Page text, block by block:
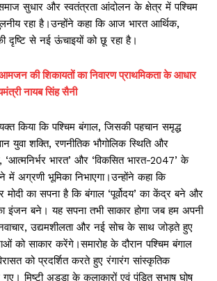
समाज सुधार और स्वतंत्रता आंदोलन के क्षेत्र में पश्चिम
रहा है।उन्होंने कहा कि आज भारत आर्थिक,
दृष्टि से नई ऊंचाइयों को छू रहा है।
की शिकायतों का निवारण प्राथमिकता के आधार
नायब सिंह सैनी
किया कि पश्चिम बंगाल, जिसकी पहचान समृद्ध
युवा शक्ति, रणनीतिक भौगोलिक स्थिति और
भारत’ और ‘विकसित भारत-2047’ के
अग्रणी भूमिका निभाएगा।उन्होंने कहा कि
मोदी का सपना है कि बंगाल ‘पूर्वोदय’ का केंद्र बने और
इंजन बने। यह सपना तभी साकार होगा जब हम अपनी
नवाचार, उद्यमशीलता और नई सोच के साथ जोड़ते हुए
को साकार करेंगे।समारोह के दौरान पश्चिम बंगाल
को प्रदर्शित करते हुए रंगारंग सांस्कृतिक
मिष्टी अड्डा के कलाकारों एवं पंडित सुभाष घोष